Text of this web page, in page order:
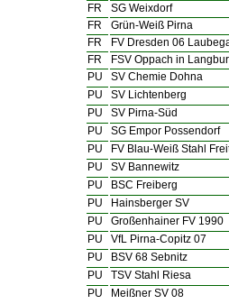
FR
SG Weixdorf
FR
Grün-Weiß Pirna
FR
FV Dresden 06
FR
FSV Oppach in
PU
SV Chemie Dohna
PU
SV Lichtenberg
PU
SV Pirna-Süd
PU
SG Empor Possendorf
PU
FV Blau-Weiß Stahl
PU
SV Bannewitz
PU
BSC Freiberg
PU
Hainsberger SV
PU
Großenhainer FV 1990
PU
VfL Pirna-Copitz 07
PU
BSV 68 Sebnitz
PU
TSV Stahl Riesa
PU
Meißner SV 08